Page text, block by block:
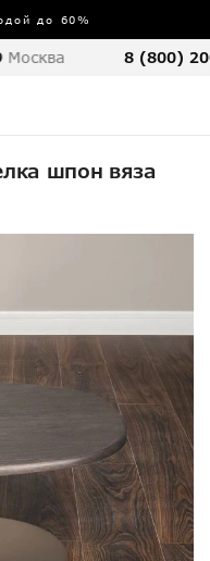
до 60%
Москва 8 (800)
шпон вяза